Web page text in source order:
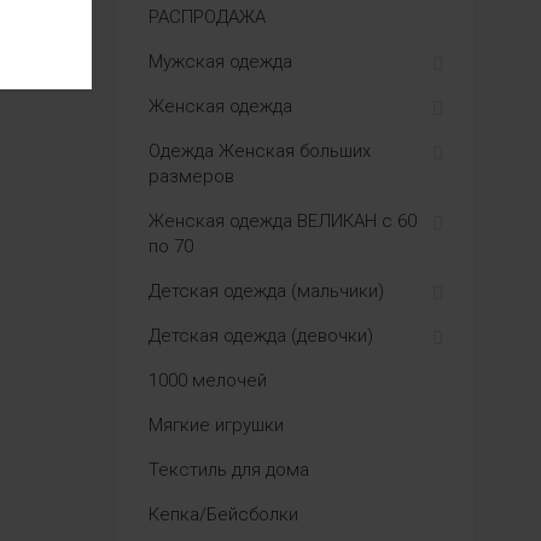
РАСПРОДАЖА
Мужская одежда
Женская одежда
Одежда Женская больших
размеров
Женская одежда ВЕЛИКАН с 60
по 70
Детская одежда (мальчики)
Детская одежда (девочки)
1000 мелочей
Мягкие игрушки
Текстиль для дома
Кепка/Бейсболки